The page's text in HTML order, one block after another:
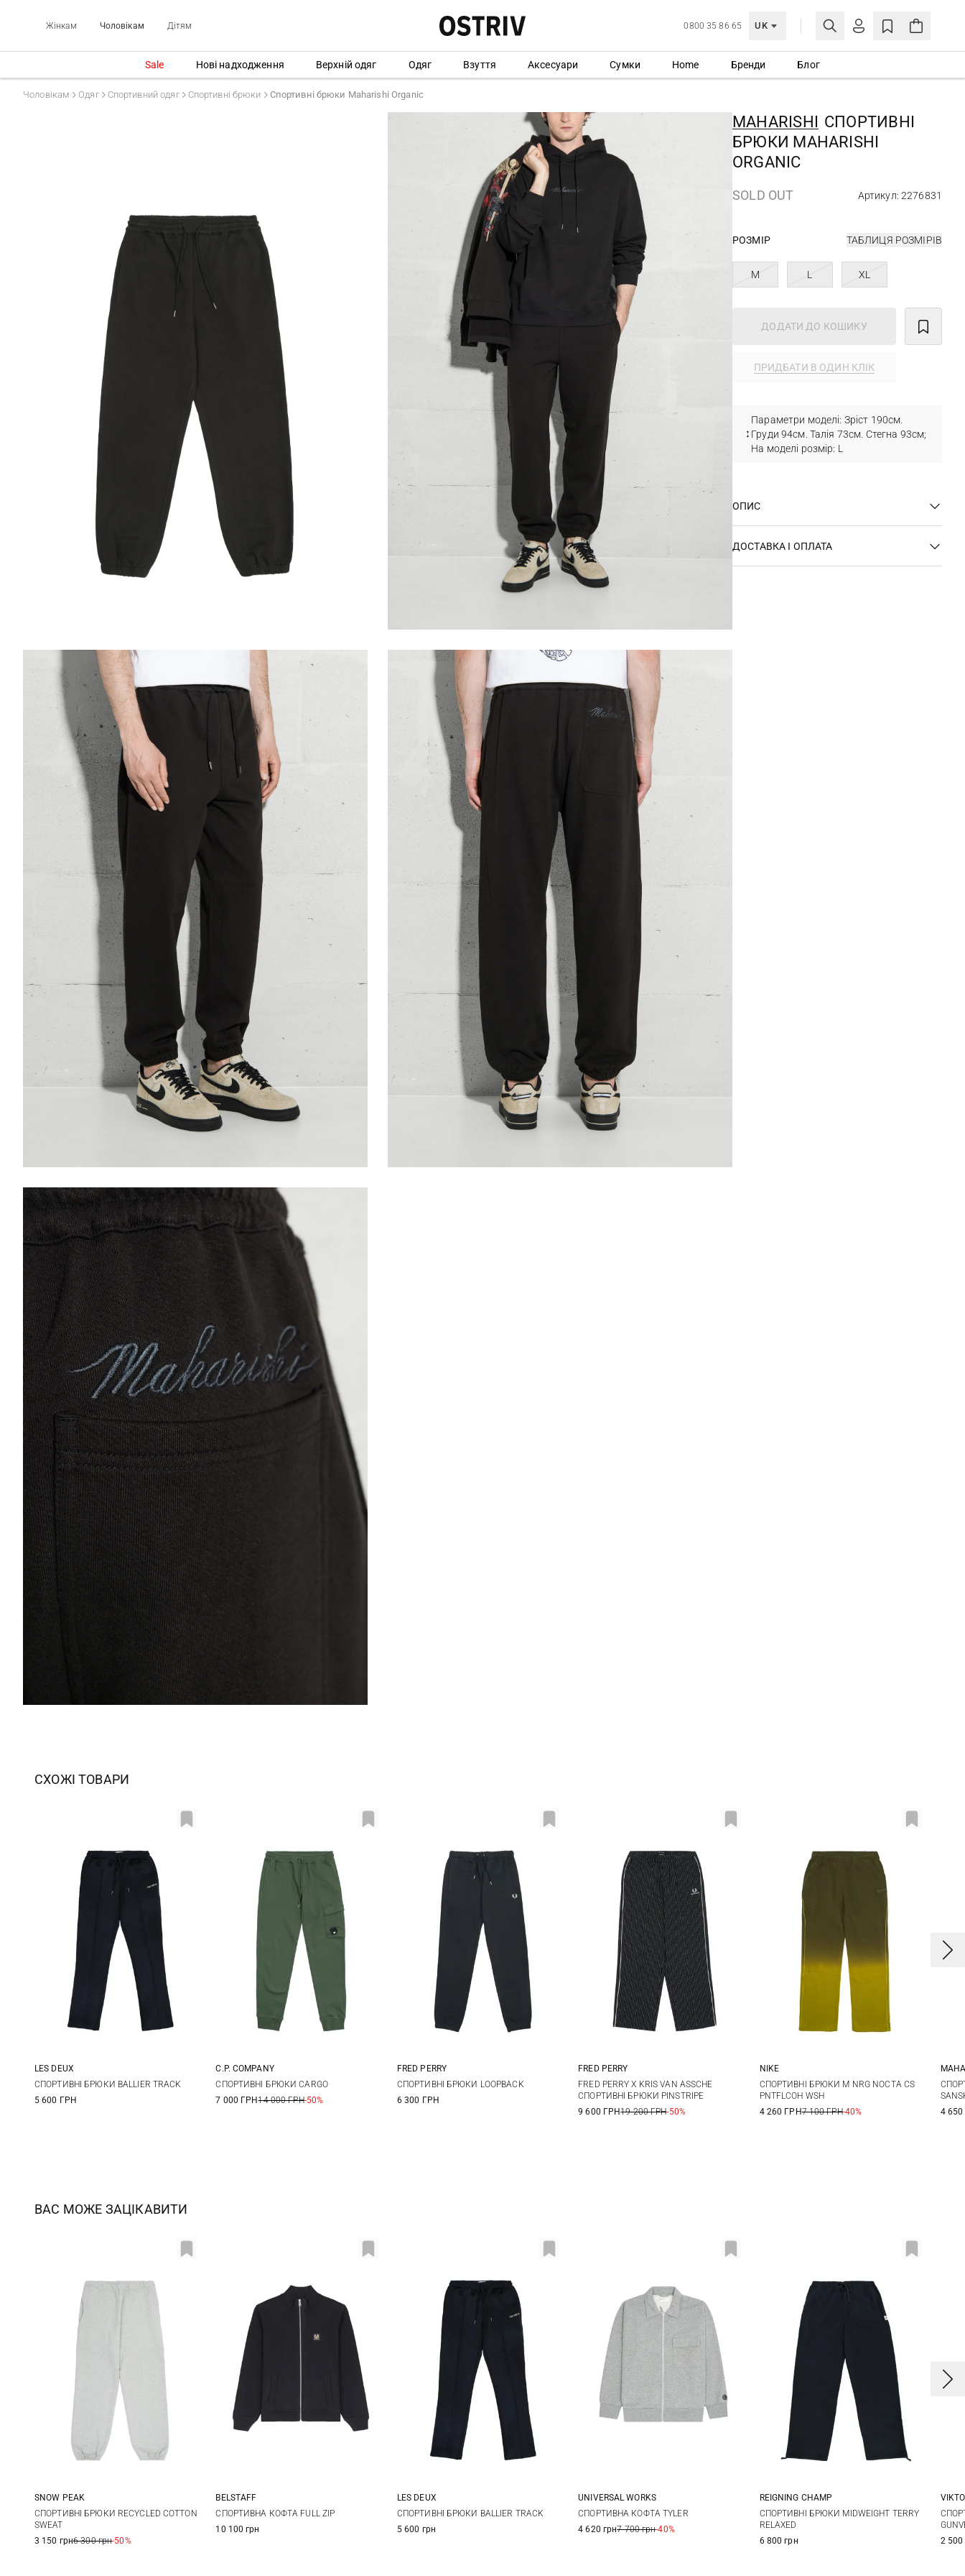
Жінкам Чоловікам Дітям 0800 35 86 65 UK
МОЯ ОБЛІКІВКА
Ще не зареєстровані?
СТВОРИТИ ОБЛІКІВКУ
Sale Нові надходження Верхній одяг Одяг Взуття Аксесуари Сумки Home Бренди Блог
Чоловікам Одяг Спортивний одяг Спортивні брюки Спортивні брюки Maharishi Organic
MAHARISHI СПОРТИВНІ
БРЮКИ MAHARISHI
ORGANIC
SOLD OUT Артикул: 2276831
РОЗМІР ТАБЛИЦЯ РОЗМІРІВ
M L XL
ДОДАТИ ДО КОШИКУ
ПРИДБАТИ В ОДИН КЛІК
Параметри моделі: Зріст 190см.
Груди 94см. Талія 73см. Стегна 93см;
На моделі розмір: L
ОПИС
ДОСТАВКА І ОПЛАТА
СХОЖІ ТОВАРИ
M L XL XXL
LES DEUX
СПОРТИВНІ БРЮКИ BALLIER TRACK
5 600 ГРН
S M L
C.P. COMPANY
СПОРТИВНІ БРЮКИ CARGO
7 000 ГРН14 000 ГРН-50%
S M L
FRED PERRY
СПОРТИВНІ БРЮКИ LOOPBACK
6 300 ГРН
M L XL
FRED PERRY
FRED PERRY X KRIS VAN ASSCHE
СПОРТИВНІ БРЮКИ PINSTRIPE
9 600 ГРН19 200 ГРН-50%
XS S M L
XL
NIKE
СПОРТИВНІ БРЮКИ M NRG NOCTA CS
PNTFLCOH WSH
4 260 ГРН7 100 ГРН-40%
S
4
ВАС МОЖЕ ЗАЦІКАВИТИ
M L XL
SNOW PEAK
СПОРТИВНІ БРЮКИ RECYCLED COTTON
SWEAT
3 150 грн6 300 грн-50%
S M L
BELSTAFF
СПОРТИВНА КОФТА FULL ZIP
10 100 грн
M L XL XXL
LES DEUX
СПОРТИВНІ БРЮКИ BALLIER TRACK
5 600 грн
M L XL
UNIVERSAL WORKS
СПОРТИВНА КОФТА TYLER
4 620 грн7 700 грн-40%
S M L XL
XXL
REIGNING CHAMP
СПОРТИВНІ БРЮКИ MIDWEIGHT TERRY
RELAXED
6 800 грн
S
2 500